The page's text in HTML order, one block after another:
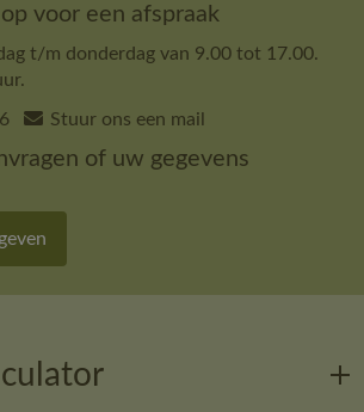
voor een afspraak
t/m donderdag van 9.00 tot 17.00.
Stuur ons een mail
of uw gegevens